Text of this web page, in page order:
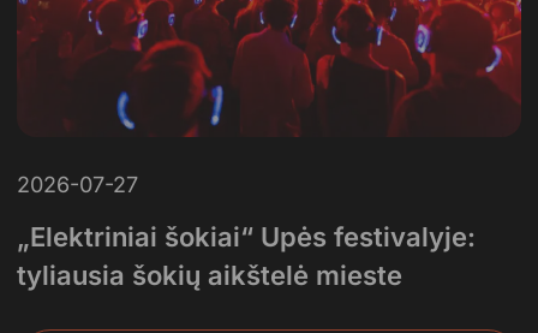
2026-07-27
„Elektriniai šokiai“ Upės festivalyje:
tyliausia šokių aikštelė mieste